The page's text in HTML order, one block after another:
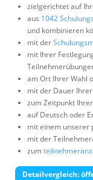
zielgerichtet auf
aus 1042
und kombinieren
mit der
mit Ihrer
am Ort Ihrer Wahl
mit der Dauer
zum Zeitpunkt
auf Deutsch oder
mit einem unserer
mit der
zum
Detailvergleich: